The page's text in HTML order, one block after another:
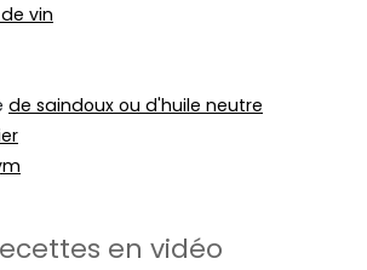
vin
de saindoux ou d'huile neutre
en vidéo